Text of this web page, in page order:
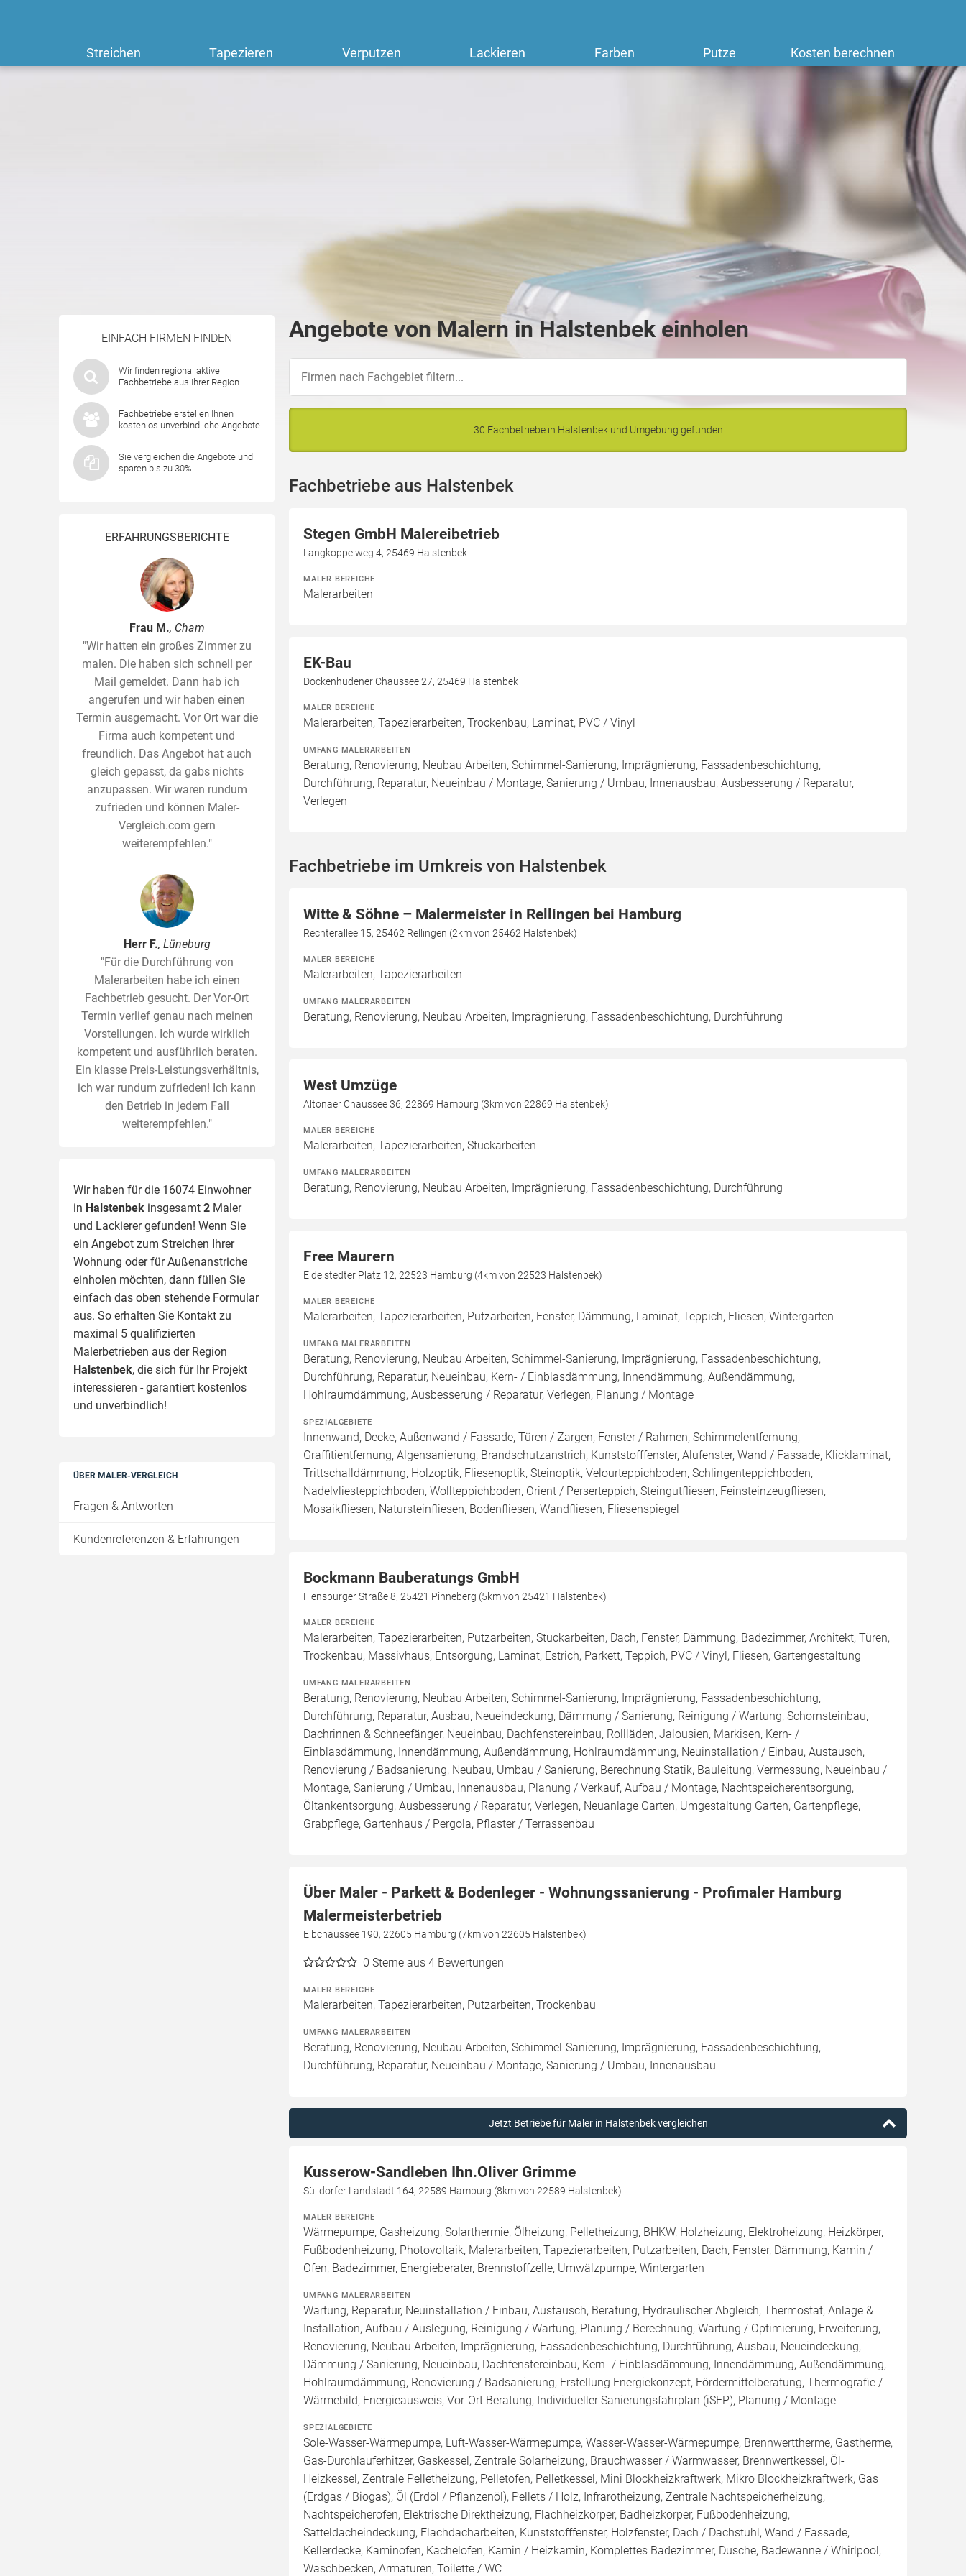
Streichen Tapezieren Verputzen Lackieren Farben Putze Kosten berechnen
EINFACH FIRMEN FINDEN
Wir finden regional aktive
Fachbetriebe aus Ihrer Region
Fachbetriebe erstellen Ihnen
kostenlos unverbindliche Angebote
Sie vergleichen die Angebote und
sparen bis zu 30%
ERFAHRUNGSBERICHTE
Frau M., Cham
"Wir hatten ein großes Zimmer zu
malen. Die haben sich schnell per
Mail gemeldet. Dann hab ich
angerufen und wir haben einen
Termin ausgemacht. Vor Ort war die
Firma auch kompetent und
freundlich. Das Angebot hat auch
gleich gepasst, da gabs nichts
anzupassen. Wir waren rundum
zufrieden und können Maler-
Vergleich.com gern
weiterempfehlen."
Herr F., Lüneburg
"Für die Durchführung von
Malerarbeiten habe ich einen
Fachbetrieb gesucht. Der Vor-Ort
Termin verlief genau nach meinen
Vorstellungen. Ich wurde wirklich
kompetent und ausführlich beraten.
Ein klasse Preis-Leistungsverhältnis,
ich war rundum zufrieden! Ich kann
den Betrieb in jedem Fall
weiterempfehlen."
Wir haben für die 16074 Einwohner
in Halstenbek insgesamt 2 Maler
und Lackierer gefunden! Wenn Sie
ein Angebot zum Streichen Ihrer
Wohnung oder für Außenanstriche
einholen möchten, dann füllen Sie
einfach das oben stehende Formular
aus. So erhalten Sie Kontakt zu
maximal 5 qualifizierten
Malerbetrieben aus der Region
Halstenbek, die sich für Ihr Projekt
interessieren - garantiert kostenlos
und unverbindlich!
ÜBER MALER-VERGLEICH
Fragen & Antworten
Kundenreferenzen & Erfahrungen
Angebote von Malern in Halstenbek einholen
30 Fachbetriebe in Halstenbek und Umgebung gefunden
Fachbetriebe aus Halstenbek
Stegen GmbH Malereibetrieb
Langkoppelweg 4, 25469 Halstenbek
MALER BEREICHE
Malerarbeiten
EK-Bau
Dockenhudener Chaussee 27, 25469 Halstenbek
MALER BEREICHE
Malerarbeiten, Tapezierarbeiten, Trockenbau, Laminat, PVC / Vinyl
UMFANG MALERARBEITEN
Beratung, Renovierung, Neubau Arbeiten, Schimmel-Sanierung, Imprägnierung, Fassadenbeschichtung,
Durchführung, Reparatur, Neueinbau / Montage, Sanierung / Umbau, Innenausbau, Ausbesserung / Reparatur,
Verlegen
Fachbetriebe im Umkreis von Halstenbek
Witte & Söhne – Malermeister in Rellingen bei Hamburg
Rechterallee 15, 25462 Rellingen (2km von 25462 Halstenbek)
MALER BEREICHE
Malerarbeiten, Tapezierarbeiten
UMFANG MALERARBEITEN
Beratung, Renovierung, Neubau Arbeiten, Imprägnierung, Fassadenbeschichtung, Durchführung
West Umzüge
Altonaer Chaussee 36, 22869 Hamburg (3km von 22869 Halstenbek)
MALER BEREICHE
Malerarbeiten, Tapezierarbeiten, Stuckarbeiten
UMFANG MALERARBEITEN
Beratung, Renovierung, Neubau Arbeiten, Imprägnierung, Fassadenbeschichtung, Durchführung
Free Maurern
Eidelstedter Platz 12, 22523 Hamburg (4km von 22523 Halstenbek)
MALER BEREICHE
Malerarbeiten, Tapezierarbeiten, Putzarbeiten, Fenster, Dämmung, Laminat, Teppich, Fliesen, Wintergarten
UMFANG MALERARBEITEN
Beratung, Renovierung, Neubau Arbeiten, Schimmel-Sanierung, Imprägnierung, Fassadenbeschichtung,
Durchführung, Reparatur, Neueinbau, Kern- / Einblasdämmung, Innendämmung, Außendämmung,
Hohlraumdämmung, Ausbesserung / Reparatur, Verlegen, Planung / Montage
SPEZIALGEBIETE
Innenwand, Decke, Außenwand / Fassade, Türen / Zargen, Fenster / Rahmen, Schimmelentfernung,
Graffitientfernung, Algensanierung, Brandschutzanstrich, Kunststofffenster, Alufenster, Wand / Fassade, Klicklaminat,
Trittschalldämmung, Holzoptik, Fliesenoptik, Steinoptik, Velourteppichboden, Schlingenteppichboden,
Nadelvliesteppichboden, Wollteppichboden, Orient / Perserteppich, Steingutfliesen, Feinsteinzeugfliesen,
Mosaikfliesen, Natursteinfliesen, Bodenfliesen, Wandfliesen, Fliesenspiegel
Bockmann Bauberatungs GmbH
Flensburger Straße 8, 25421 Pinneberg (5km von 25421 Halstenbek)
MALER BEREICHE
Malerarbeiten, Tapezierarbeiten, Putzarbeiten, Stuckarbeiten, Dach, Fenster, Dämmung, Badezimmer, Architekt, Türen,
Trockenbau, Massivhaus, Entsorgung, Laminat, Estrich, Parkett, Teppich, PVC / Vinyl, Fliesen, Gartengestaltung
UMFANG MALERARBEITEN
Beratung, Renovierung, Neubau Arbeiten, Schimmel-Sanierung, Imprägnierung, Fassadenbeschichtung,
Durchführung, Reparatur, Ausbau, Neueindeckung, Dämmung / Sanierung, Reinigung / Wartung, Schornsteinbau,
Dachrinnen & Schneefänger, Neueinbau, Dachfenstereinbau, Rollläden, Jalousien, Markisen, Kern- /
Einblasdämmung, Innendämmung, Außendämmung, Hohlraumdämmung, Neuinstallation / Einbau, Austausch,
Renovierung / Badsanierung, Neubau, Umbau / Sanierung, Berechnung Statik, Bauleitung, Vermessung, Neueinbau /
Montage, Sanierung / Umbau, Innenausbau, Planung / Verkauf, Aufbau / Montage, Nachtspeicherentsorgung,
Öltankentsorgung, Ausbesserung / Reparatur, Verlegen, Neuanlage Garten, Umgestaltung Garten, Gartenpflege,
Grabpflege, Gartenhaus / Pergola, Pflaster / Terrassenbau
Über Maler - Parkett & Bodenleger - Wohnungssanierung - Profimaler Hamburg
Malermeisterbetrieb
Elbchaussee 190, 22605 Hamburg (7km von 22605 Halstenbek)
0 Sterne aus 4 Bewertungen
MALER BEREICHE
Malerarbeiten, Tapezierarbeiten, Putzarbeiten, Trockenbau
UMFANG MALERARBEITEN
Beratung, Renovierung, Neubau Arbeiten, Schimmel-Sanierung, Imprägnierung, Fassadenbeschichtung,
Durchführung, Reparatur, Neueinbau / Montage, Sanierung / Umbau, Innenausbau
Jetzt Betriebe für Maler in Halstenbek vergleichen
Kusserow-Sandleben Ihn.Oliver Grimme
Sülldorfer Landstadt 164, 22589 Hamburg (8km von 22589 Halstenbek)
MALER BEREICHE
Wärmepumpe, Gasheizung, Solarthermie, Ölheizung, Pelletheizung, BHKW, Holzheizung, Elektroheizung, Heizkörper,
Fußbodenheizung, Photovoltaik, Malerarbeiten, Tapezierarbeiten, Putzarbeiten, Dach, Fenster, Dämmung, Kamin /
Ofen, Badezimmer, Energieberater, Brennstoffzelle, Umwälzpumpe, Wintergarten
UMFANG MALERARBEITEN
Wartung, Reparatur, Neuinstallation / Einbau, Austausch, Beratung, Hydraulischer Abgleich, Thermostat, Anlage &
Installation, Aufbau / Auslegung, Reinigung / Wartung, Planung / Berechnung, Wartung / Optimierung, Erweiterung,
Renovierung, Neubau Arbeiten, Imprägnierung, Fassadenbeschichtung, Durchführung, Ausbau, Neueindeckung,
Dämmung / Sanierung, Neueinbau, Dachfenstereinbau, Kern- / Einblasdämmung, Innendämmung, Außendämmung,
Hohlraumdämmung, Renovierung / Badsanierung, Erstellung Energiekonzept, Fördermittelberatung, Thermografie /
Wärmebild, Energieausweis, Vor-Ort Beratung, Individueller Sanierungsfahrplan (iSFP), Planung / Montage
SPEZIALGEBIETE
Sole-Wasser-Wärmepumpe, Luft-Wasser-Wärmepumpe, Wasser-Wasser-Wärmepumpe, Brennwerttherme, Gastherme,
Gas-Durchlauferhitzer, Gaskessel, Zentrale Solarheizung, Brauchwasser / Warmwasser, Brennwertkessel, Öl-
Heizkessel, Zentrale Pelletheizung, Pelletofen, Pelletkessel, Mini Blockheizkraftwerk, Mikro Blockheizkraftwerk, Gas
(Erdgas / Biogas), Öl (Erdöl / Pflanzenöl), Pellets / Holz, Infrarotheizung, Zentrale Nachtspeicherheizung,
Nachtspeicherofen, Elektrische Direktheizung, Flachheizkörper, Badheizkörper, Fußbodenheizung,
Satteldacheindeckung, Flachdacharbeiten, Kunststofffenster, Holzfenster, Dach / Dachstuhl, Wand / Fassade,
Kellerdecke, Kaminofen, Kachelofen, Kamin / Heizkamin, Komplettes Badezimmer, Dusche, Badewanne / Whirlpool,
Waschbecken, Armaturen, Toilette / WC